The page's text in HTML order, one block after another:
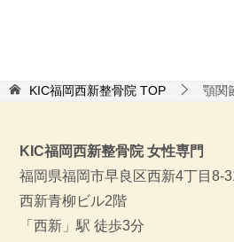
KIC福岡西新整骨院 TOP 顎関
KIC福岡西新整骨院 女性専門
福岡県福岡市早良区西新4丁目8-
西新青柳ビル2階
「西新」駅 徒歩3分